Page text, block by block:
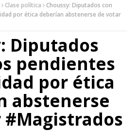
Clase política
Choussy: Diputados con
por ética deberían abstenerse de votar
Diputados
pendientes
por ética
abstenerse